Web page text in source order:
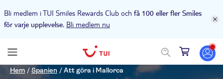
Bli medlem i TUI Smiles Rewards Club och få 100 eller fler Smiles
för varje upplevelse. Bli medlem nu
Hem /Spanien /Att göra i Mallorca